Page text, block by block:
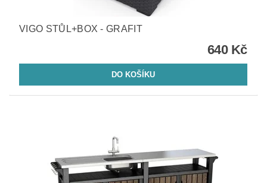
VIGO STŮL+BOX - GRAFIT
640 Kč